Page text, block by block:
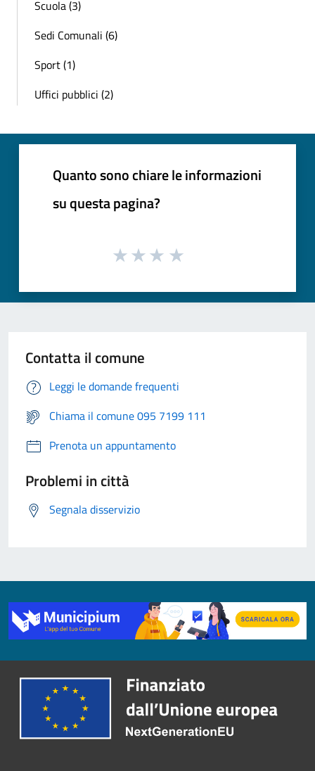
Scuola (3)
Sedi Comunali (6)
Sport (1)
Uffici pubblici (2)
Quanto sono chiare le informazioni
su questa pagina?
Contatta il comune
Leggi le domande frequenti
Chiama il comune 095 7199 111
Prenota un appuntamento
Problemi in città
Segnala disservizio